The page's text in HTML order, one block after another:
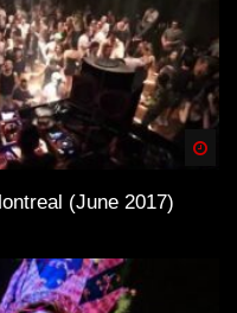
(June 2017)